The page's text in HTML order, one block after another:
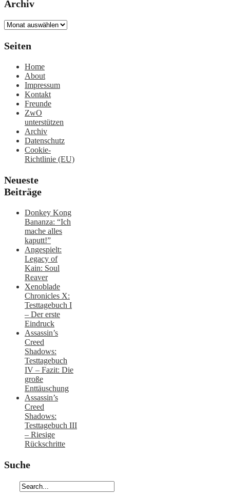
Archiv
Archiv
Seiten
Home
About
Impressum
Kontakt
Freunde
ZwO
unterstützen
Archiv
Datenschutz
Cookie-
Richtlinie (EU)
Neueste
Beiträge
Donkey Kong
Bananza: “Ich
mache alles
kaputt!”
Angespielt:
Legacy of
Kain: Soul
Reaver
Xenoblade
Chronicles X:
Testtagebuch I
– Der erste
Eindruck
Assassin’s
Creed
Shadows:
Testtagebuch
IV – Fazit: Die
große
Enttäuschung
Assassin’s
Creed
Shadows:
Testtagebuch III
– Riesige
Rückschritte
Suche